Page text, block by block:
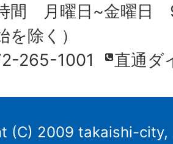
間 月曜日~金曜日
を除く）
265-1001
直通ダ
(C) 2009 takaishi-city,